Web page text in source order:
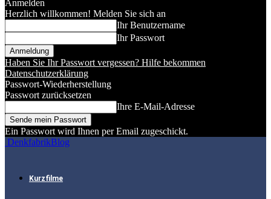
Anmelden
Herzlich willkommen! Melden Sie sich an
Ihr Benutzername
Ihr Passwort
Haben Sie Ihr Passwort vergessen? Hilfe bekommen
Datenschutzerklärung
Passwort-Wiederherstellung
Passwort zurücksetzen
Ihre E-Mail-Adresse
Ein Passwort wird Ihnen per Email zugeschickt.
DenkfabrikBlog
Kurzfilme